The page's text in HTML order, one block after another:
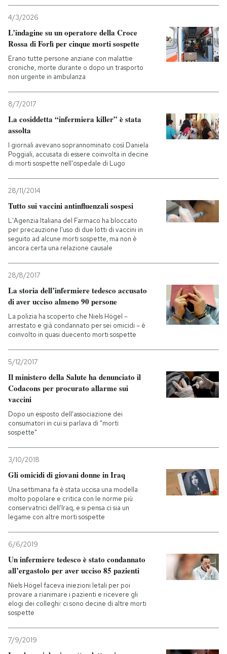
4/3/2026
L’indagine su un operatore della Croce
Rossa di Forlì per cinque morti sospette
Erano tutte persone anziane con malattie
croniche, morte durante o dopo un trasporto
non urgente in ambulanza
8/7/2017
La cosiddetta “infermiera killer” è stata
assolta
I giornali avevano soprannominato così Daniela
Poggiali, accusata di essere coinvolta in decine
di morti sospette nell'ospedale di Lugo
28/11/2014
Tutto sui vaccini antinfluenzali sospesi
L'Agenzia Italiana del Farmaco ha bloccato
per precauzione l'uso di due lotti di vaccini in
seguito ad alcune morti sospette, ma non è
ancora certa una relazione causale
28/8/2017
La storia dell’infermiere tedesco accusato
di aver ucciso almeno 90 persone
La polizia ha scoperto che Niels Högel –
arrestato e già condannato per sei omicidi – è
coinvolto in quasi duecento morti sospette
5/12/2017
Il ministero della Salute ha denunciato il
Codacons per procurato allarme sui
vaccini
Dopo un esposto dell'associazione dei
consumatori in cui si parlava di "morti
sospette"
3/10/2018
Gli omicidi di giovani donne in Iraq
Una settimana fa è stata uccisa una modella
molto popolare e critica con le norme più
conservatrici dell'Iraq, e si pensa ci sia un
legame con altre morti sospette
6/6/2019
Un infermiere tedesco è stato condannato
all’ergastolo per aver ucciso 85 pazienti
Niels Högel faceva iniezioni letali per poi
provare a rianimare i pazienti e ricevere gli
elogi dei colleghi: ci sono decine di altre morti
sospette
7/9/2019